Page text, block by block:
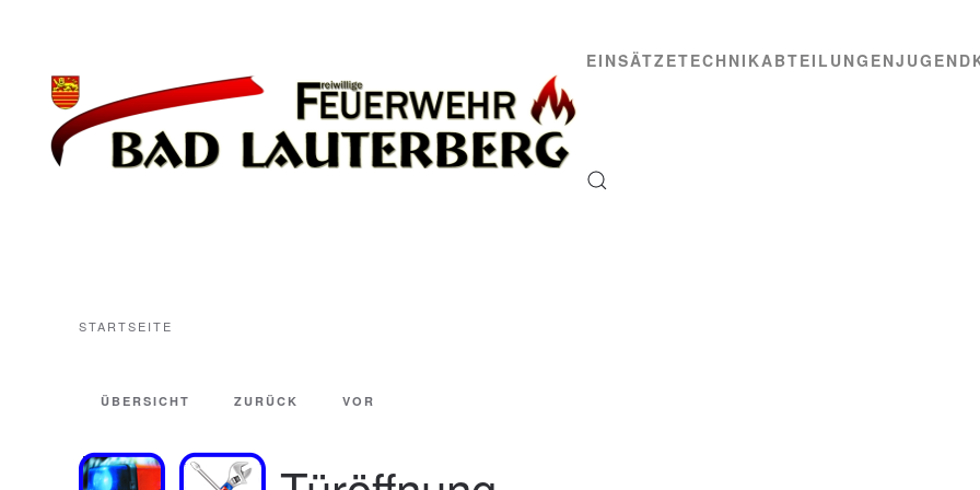
EINSÄTZETECHNIKABTEILUNGENJUGEND
STARTSEITE
ÜBERSICHT ZURÜCK VOR